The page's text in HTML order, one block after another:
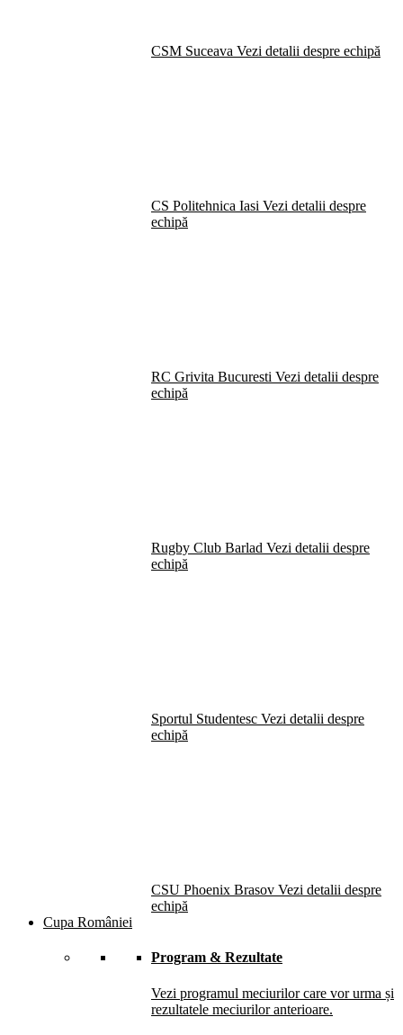
CSM Suceava Vezi detalii despre echipă
CS Politehnica Iasi Vezi detalii despre
echipă
RC Grivita Bucuresti Vezi detalii despre
echipă
Rugby Club Barlad Vezi detalii despre
echipă
Sportul Studentesc Vezi detalii despre
echipă
CSU Phoenix Brasov Vezi detalii despre
echipă
Cupa României
Program & Rezultate
Vezi programul meciurilor care vor urma și
rezultatele meciurilor anterioare.